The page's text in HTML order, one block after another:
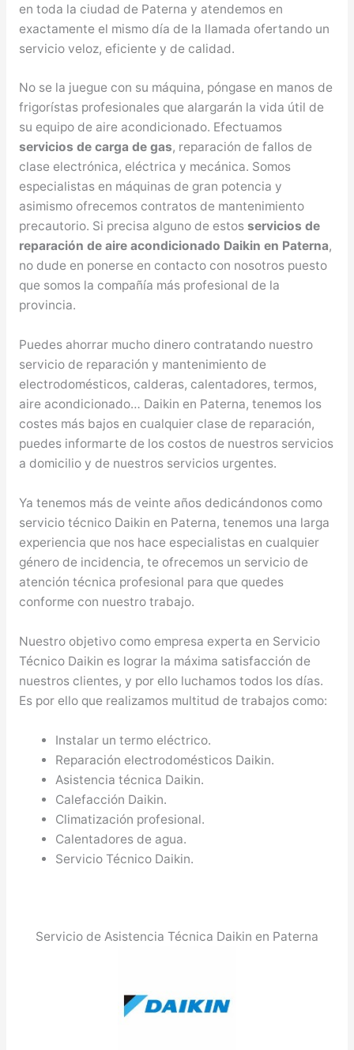
en toda la ciudad de Paterna y atendemos en
exactamente el mismo día de la llamada ofertando un
servicio veloz, eficiente y de calidad.
No se la juegue con su máquina, póngase en manos de
frigorístas profesionales que alargarán la vida útil de
su equipo de aire acondicionado. Efectuamos
servicios de carga de gas, reparación de fallos de
clase electrónica, eléctrica y mecánica. Somos
especialistas en máquinas de gran potencia y
asimismo ofrecemos contratos de mantenimiento
precautorio. Si precisa alguno de estos servicios de
reparación de aire acondicionado Daikin en Paterna,
no dude en ponerse en contacto con nosotros puesto
que somos la compañía más profesional de la
provincia.
Puedes ahorrar mucho dinero contratando nuestro
servicio de reparación y mantenimiento de
electrodomésticos, calderas, calentadores, termos,
aire acondicionado… Daikin en Paterna, tenemos los
costes más bajos en cualquier clase de reparación,
puedes informarte de los costos de nuestros servicios
a domicilio y de nuestros servicios urgentes.
Ya tenemos más de veinte años dedicándonos como
servicio técnico Daikin en Paterna, tenemos una larga
experiencia que nos hace especialistas en cualquier
género de incidencia, te ofrecemos un servicio de
atención técnica profesional para que quedes
conforme con nuestro trabajo.
Nuestro objetivo como empresa experta en Servicio
Técnico Daikin es lograr la máxima satisfacción de
nuestros clientes, y por ello luchamos todos los días.
Es por ello que realizamos multitud de trabajos como:
Instalar un termo eléctrico.
Reparación electrodomésticos Daikin.
Asistencia técnica Daikin.
Calefacción Daikin.
Climatización profesional.
Calentadores de agua.
Servicio Técnico Daikin.
Servicio de Asistencia Técnica Daikin en Paterna